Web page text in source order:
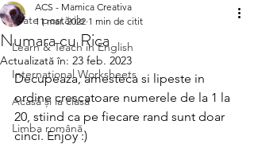
Toate postările
Learn & Teach in English
International Worksheets
Acasă și la clasă
Limba română
Numara cu Rica
ACS - Mamica Creativa
11 mar. 2022 1 min de citit
Actualizată în: 23 feb. 2023
Decupeaza, amesteca si lipeste in
ordine crescatoare numerele de la 1 la
20, stiind ca pe fiecare rand sunt doar
cinci. Enjoy :)